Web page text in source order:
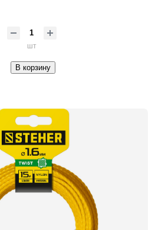
шт
В корзину